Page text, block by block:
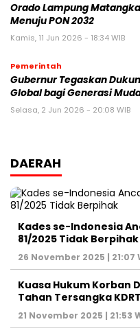
Orado Lampung
Menuju PON 2032
Kamis, 11 Jun 2026 - 18:34 WIB
Pemerintah
Gubernur Tegaskan
Global bagi Generasi
Selasa, 2 Jun 2026 - 20:08 WIB
DAERAH
Kades se-Indonesia
81/2025 Tidak Berpihak
26 November 2025 | 21:07
Kuasa Hukum Korban
Tahan Tersangka
21 November 2025 | 21:53